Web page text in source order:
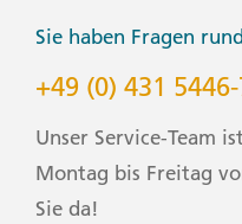
Sie haben Fragen
+49 (0) 431
Unser Service-Team ist
Montag bis Freitag
Sie da!